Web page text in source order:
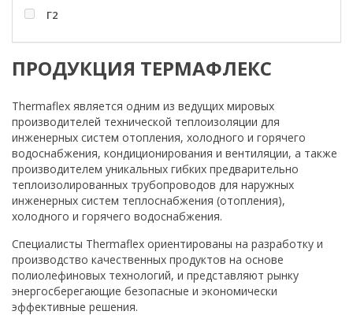
Г2
ПРОДУКЦИЯ ТЕРМАФЛЕКС
Thermaflex является одним из ведущих мировых
производителей технической теплоизоляции для
инженерных систем отопления, холодного и горячего
водоснабжения, кондиционирования и вентиляции, а также
производителем уникальных гибких предварительно
теплоизолированных трубопроводов для наружных
инженерных систем теплоснабжения (отопления),
холодного и горячего водоснабжения.
Специалисты Thermaflex ориентированы на разработку и
производство качественных продуктов на основе
полиолефиновых технологий, и представляют рынку
энергосберегающие безопасные и экономически
эффективные решения.